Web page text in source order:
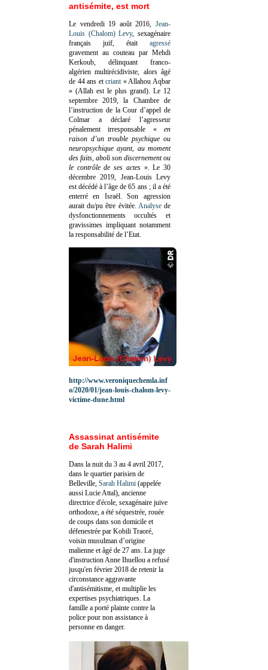
antisémite, est mort
Le vendredi 19 août 2016, Jean-
Louis (Chalom) Levy, sexagénaire
français juif, était agressé
gravement au couteau par Mehdi
Kerkoub, délinquant franco-
algérien multirécidiviste, alors âgé
de 44 ans etcriant « Allahou Aqbar
» (Allah est le plus grand). Le 12
septembre 2019, la Chambre de
l’instruction de la Cour d’appel de
Colmar a déclaré l’agresseur
pénalement irresponsable «en
raison d’un trouble psychique ou
neuropsychique ayant, au moment
des faits, aboli son discernement ou
le contrôle de ses actes». Le 30
décembre 2019, Jean-Louis Levy
est décédé à l’âge de 65 ans ; il a été
enterré en Israël. Son agression
aurait du/pu être évitée. Analysede
dysfonctionnements occultés et
gravissimes impliquant notamment
la responsabilité de l’Etat.
http://www.veroniquechemla.inf
o/2020/01/jean-louis-chalom-levy-
victime-dune.html
Assassinat antisémite
de Sarah Halimi
Dans la nuit du 3 au 4 avril 2017,
dans le quartier parisien de
Belleville, Sarah Halimi (appelée
aussi Lucie Attal), ancienne
directrice d'école, sexagénaire juive
orthodoxe, a été séquestrée, rouée
de coups dans son domicile et
défenestrée par Kobili Traoré,
voisin musulman d’origine
malienne et âgé de 27 ans. La juge
d'instruction Anne Ihuellou a refusé
jusqu'en février 2018 de retenir la
circonstance aggravante
d'antisémitisme, et multiplie les
expertises psychiatriques. La
famille a porté plainte contre la
police pour non assistance à
personne en danger.